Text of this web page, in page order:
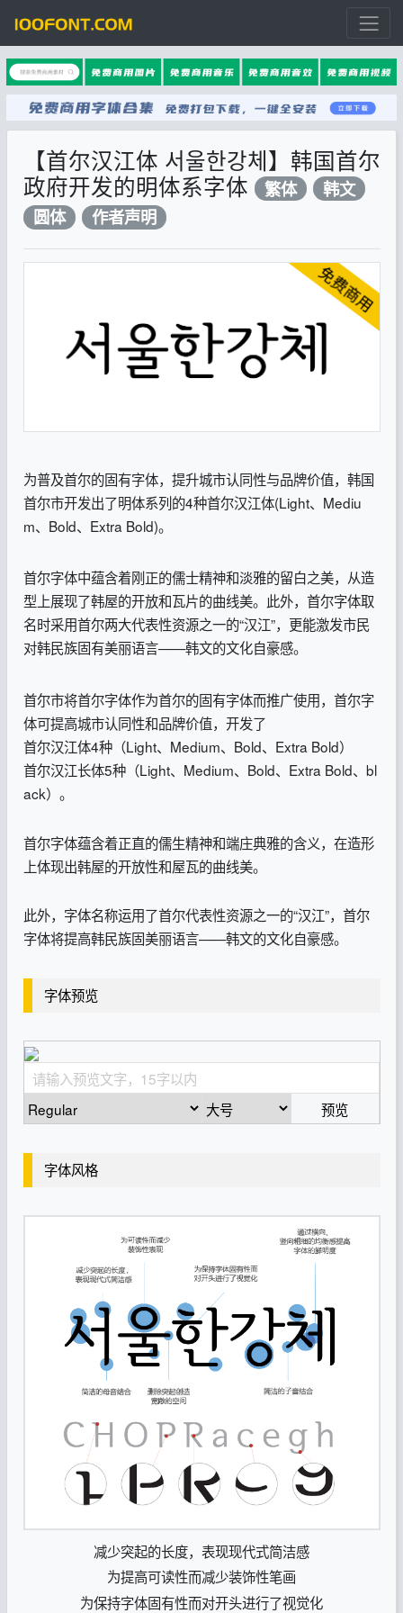
【首尔汉江体 서울한강체】韩国首尔
政府开发的明体系字体
繁体
韩文
圆体
作者声明
为普及首尔的固有字体，提升城市认同性与品牌价值，韩国
首尔市开发出了明体系列的4种首尔汉江体(Light、Mediu
m、Bold、Extra Bold)。
首尔字体中蕴含着刚正的儒士精神和淡雅的留白之美，从造
型上展现了韩屋的开放和瓦片的曲线美。此外，首尔字体取
名时采用首尔两大代表性资源之一的“汉江”，更能激发市民
对韩民族固有美丽语言——韩文的文化自豪感。
首尔市将首尔字体作为首尔的固有字体而推广使用，首尔字
体可提高城市认同性和品牌价值，开发了
首尔汉江体4种（Light、Medium、Bold、Extra Bold）
首尔汉江长体5种（Light、Medium、Bold、Extra Bold、bl
ack）。
首尔字体蕴含着正直的儒生精神和端庄典雅的含义，在造形
上体现出韩屋的开放性和屋瓦的曲线美。
此外，字体名称运用了首尔代表性资源之一的“汉江”，首尔
字体将提高韩民族固美丽语言——韩文的文化自豪感。
字体预览
预览
字体风格
减少突起的长度，表现现代式简洁感
为提高可读性而减少装饰性笔画
为保持字体固有性而对开头进行了视觉化